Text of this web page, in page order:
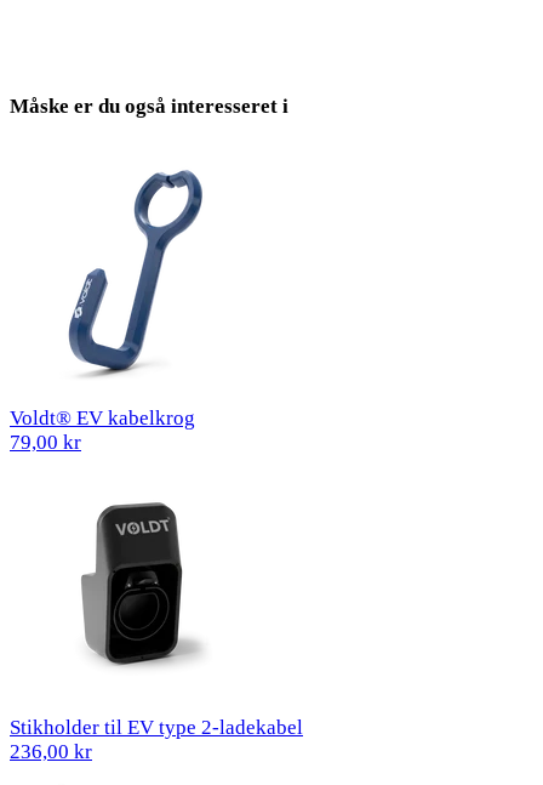
Måske er du også interesseret i
Voldt® EV kabelkrog
79,00 kr
Stikholder til EV type 2-ladekabel
236,00 kr